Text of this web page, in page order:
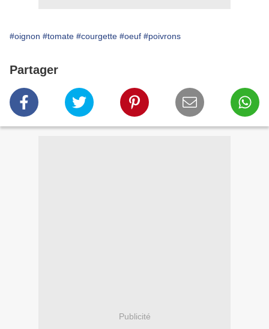
#oignon #tomate #courgette #oeuf #poivrons
Partager
Publicité